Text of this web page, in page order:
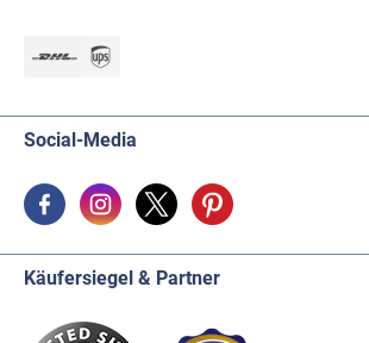
Social-Media
Käufersiegel & Partner